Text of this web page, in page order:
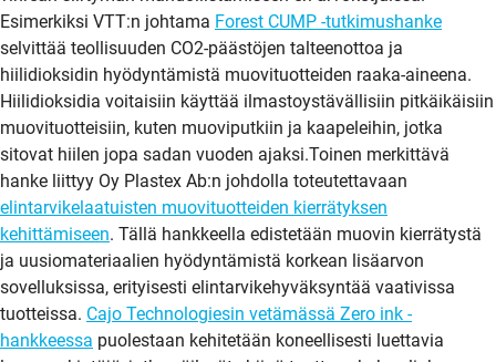
Esimerkiksi VTT:n johtama Forest CUMP -tutkimushanke
selvittää teollisuuden CO2-päästöjen talteenottoa ja
hiilidioksidin hyödyntämistä muovituotteiden raaka-aineena.
Hiilidioksidia voitaisiin käyttää ilmastoystävällisiin pitkäikäisiin
muovituotteisiin, kuten muoviputkiin ja kaapeleihin, jotka
sitovat hiilen jopa sadan vuoden ajaksi.Toinen merkittävä
hanke liittyy Oy Plastex Ab:n johdolla toteutettavaan
elintarvikelaatuisten muovituotteiden kierrätyksen
kehittämiseen. Tällä hankkeella edistetään muovin kierrätystä
ja uusiomateriaalien hyödyntämistä korkean lisäarvon
sovelluksissa, erityisesti elintarvikehyväksyntää vaativissa
tuotteissa. Cajo Technologiesin vetämässä Zero ink -
hankkeessa puolestaan kehitetään koneellisesti luettavia